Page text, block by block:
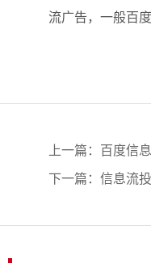
流广告，一般百
上一篇： 百度信
下一篇： 信息流